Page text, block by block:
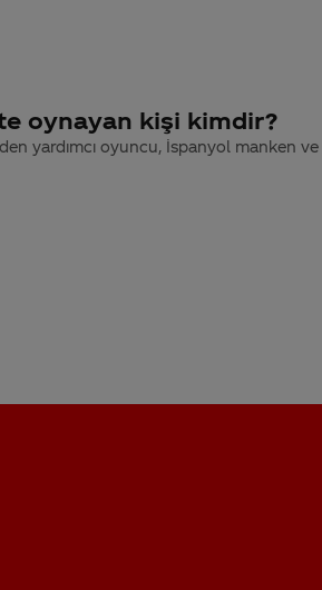
oynayan kişi kimdir?
yardımcı oyuncu, İspanyol manken ve